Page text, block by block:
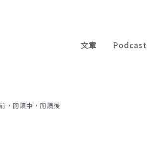
文章 Podcast
，閱讀中，閱讀後